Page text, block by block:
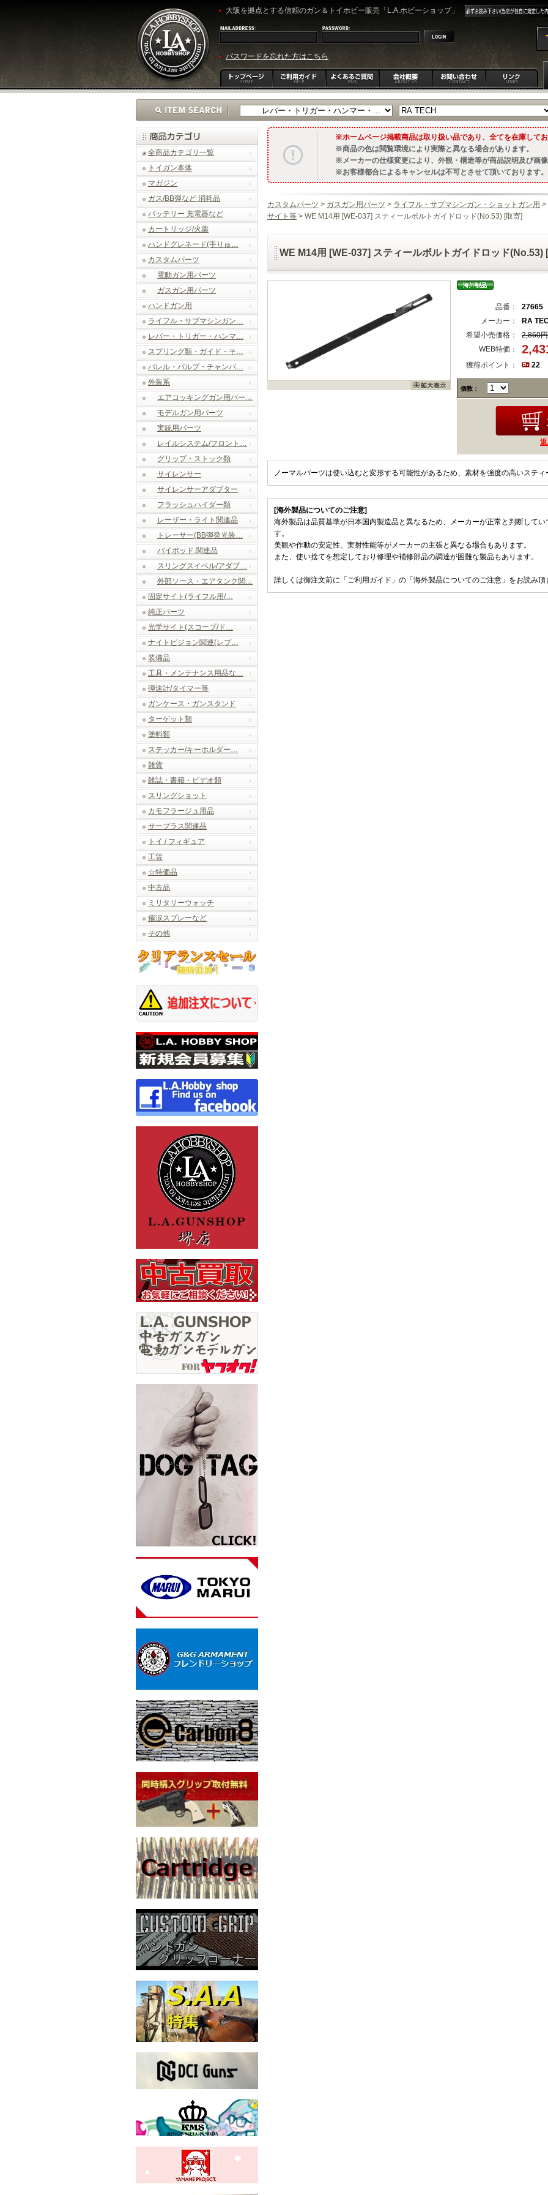
大阪を拠点とする信頼のガン＆トイホビー販売「L.A.ホビーショップ」
パスワードを忘れた方はこちら
全商品カテゴリ一覧
トイガン本体
マガジン
ガス/BB弾など 消耗品
バッテリー 充電器など
カートリッジ/火薬
ハンドグレネード(手りゅ…
カスタムパーツ
電動ガン用パーツ
ガスガン用パーツ
ハンドガン用
ライフル・サブマシンガン…
レバー・トリガー・ハンマ…
スプリング類・ガイド・そ…
バレル・バルブ・チャンバ…
外装系
エアコッキングガン用パー…
モデルガン用パーツ
実銃用パーツ
レイルシステム/フロント…
グリップ・ストック類
サイレンサー
サイレンサーアダプター
フラッシュハイダー類
レーザー・ライト関連品
トレーサー(BB弾発光装…
バイポッド.関連品
スリングスイベル/アダプ…
外部ソース・エアタンク関…
固定サイト(ライフル用/…
純正パーツ
光学サイト(スコープ/ド…
ナイトビジョン関連(レプ…
装備品
工具・メンテナンス用品な…
弾速計/タイマー等
ガンケース・ガンスタンド
ターゲット類
塗料類
ステッカー/キーホルダー…
雑貨
雑誌・書籍・ビデオ類
スリングショット
カモフラージュ用品
サープラス関連品
トイ / フィギュア
工賃
☆特価品
中古品
ミリタリーウォッチ
催涙スプレーなど
その他
ホームページ掲載商品は取り扱い品であり、全てを在庫してお
商品の色は閲覧環境により実際と異なる場合があります。
メーカーの仕様変更により、外観・構造等が商品説明及び画
お客様都合によるキャンセルは不可とさせて頂いております。
カスタムパーツ > ガスガン用パーツ > ライフル・サブマシンガン・ショットガン用 >
サイト等 > WE M14用 [WE-037] スティールボルトガイドロッド(No.53) [取寄]
WE M14用 [WE-037] スティールボルトガイドロッド(No.53)
品番：
27665
メーカー：
RA
希望小売価格：
2,860円
WEB特価：
獲得ポイント：
22
個数：
ノーマルパーツは使い込むと変形する可能性があるため、素材を強度の高いスティ
[海外製品についてのご注意]
海外製品は品質基準が日本国内製造品と異なるため、メーカーが正常と判断して
す。
美観や作動の安定性、実射性能等がメーカーの主張と異なる場合もあります。
また、使い捨てを想定しており修理や補修部品の調達が困難な製品もあります。
詳しくは御注文前に「ご利用ガイド」の「海外製品についてのご注意」をお読み頂